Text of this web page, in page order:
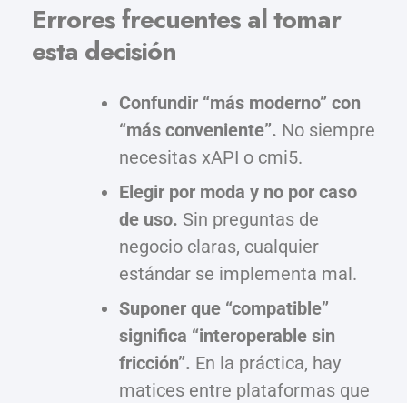
Errores frecuentes al tomar
esta decisión
Confundir “más moderno” con
“más conveniente”. No siempre
necesitas xAPI o cmi5.
Elegir por moda y no por caso
de uso. Sin preguntas de
negocio claras, cualquier
estándar se implementa mal.
Suponer que “compatible”
significa “interoperable sin
fricción”. En la práctica, hay
matices entre plataformas que